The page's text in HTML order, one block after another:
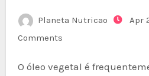
Planeta Nutricao Apr
Comments
O óleo vegetal é frequentemente utilizado em